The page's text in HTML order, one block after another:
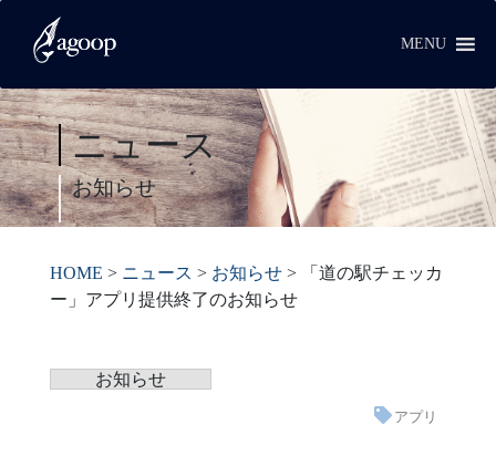
MENU
ニュース
お知らせ
HOME > ニュース > お知らせ>
「道の駅チェッカ
ー」アプリ提供終了のお知らせ
お知らせ
アプリ